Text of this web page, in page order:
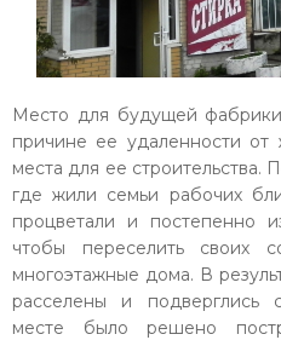
Место для будущей
причине ее удаленности от
места для ее строительства.
где жили семьи рабочих
процветали и постепенно
чтобы переселить своих
многоэтажные дома. В
расселены и подверглись
месте было решено